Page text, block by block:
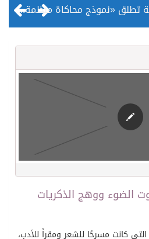
منظمة المرأة العربية تطلق «نموذج محاكاة منظمة المرأة العربية للشباب» بمشاركة 10 دول عربية..غدًا
الناس في العديد من الدول ينظرون إلى الصين بصورة أكثر إيجابية من الولايات المتحدة
الكويتي
الضوء ووهج الذكريات
كانت مسرحًا للشعر ومقراً للأدب،